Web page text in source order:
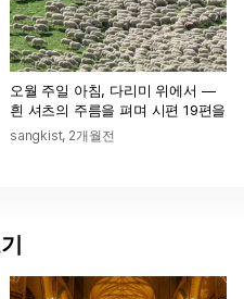
오월 주일 아침, 다리미 위에서 —
흰 셔츠의 주름을 펴며 시편 19편을
sangkist, 2개월전